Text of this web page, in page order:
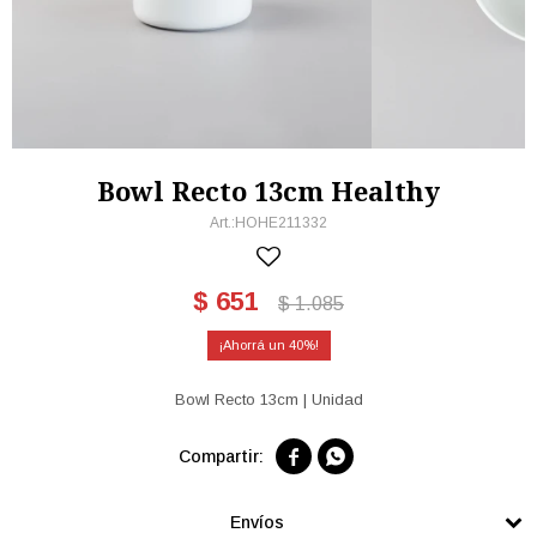
Bowl Recto 13cm Healthy
HOHE211332
$ 651 $ 1.085
40
Bowl Recto 13cm | Unidad
 
Envíos